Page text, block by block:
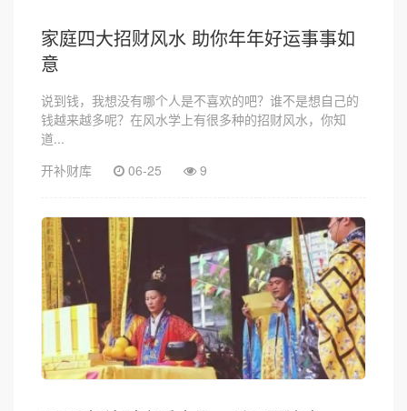
家庭四大招财风水 助你年年好运事事如
意
说到钱，我想没有哪个人是不喜欢的吧？谁不是想自己的
钱越来越多呢？在风水学上有很多种的招财风水，你知
道...
开补财库
06-25 9